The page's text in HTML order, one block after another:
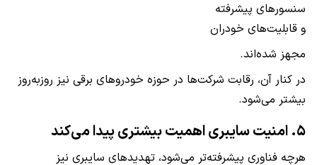
سنسورهای پیشرفته
و قابلیت‌های خودران
مجهز شده‌اند.
در کنار آن، رقابت شرکت‌ها در حوزه خودروهای برقی نیز روزبه‌روز
بیشتر می‌شود.
۵. امنیت سایبری اهمیت بیشتری پیدا می‌کند
هرچه فناوری پیشرفته‌تر می‌شود، تهدیدهای سایبری نیز